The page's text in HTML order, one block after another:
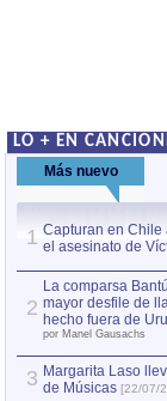
LO + EN
Más nuevo
1 Capturan en Chile
el asesinato de
2
La comparsa
mayor desfile de
hecho fuera de
por Manel Gausachs
3 Margarita Laso
de Músicas [22/07/